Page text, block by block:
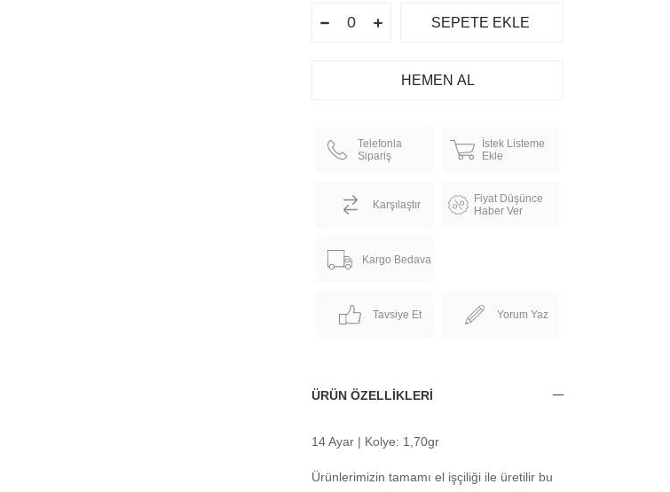
Telefonla
Sipariş
İstek Listeme
Ekle
Karşılaştır
Fiyat Düşünce
Haber Ver
Kargo Bedava
Tavsiye Et Yorum Yaz
ÜRÜN ÖZELLIKLERI
14 Ayar | Kolye: 1,70gr
Ürünlerimizin tamamı el işçiliği ile üretilir bu